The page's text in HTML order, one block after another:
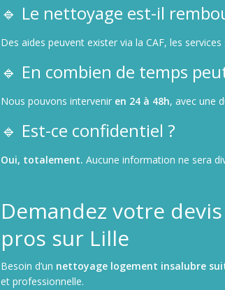
🔹 Le nettoyage est-il
Des aides peuvent exister via la CAF, les
🔹 En combien de temps
Nous pouvons intervenir en 24 à 48h, avec une
🔹 Est-ce confidentiel ?
Oui, totalement. Aucune information ne sera
Demandez votre
pros sur Lille
Besoin d’un nettoyage logement insalubre
et professionnelle.